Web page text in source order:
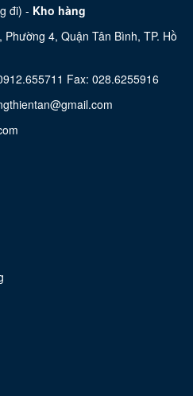
đi) - Kho hàng
4, Quận Tân Bình, TP. Hồ
Fax: 028.6255916